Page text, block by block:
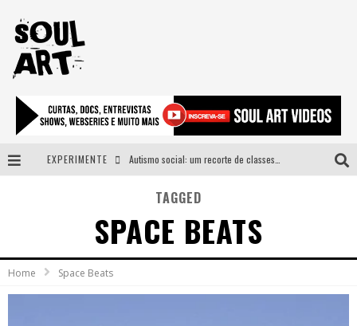
EXPERIMENTE
A subida da rampa é diferente!
Faça o bem! Mas, sem olhar a quem!?
Novo single de Arnaldo Tifu, “De Testa” explora brasilidade em sons, cores e símbolos
TAGGED
SPACE BEATS
Home Space Beats